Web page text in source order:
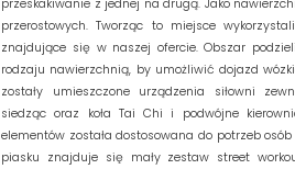
przeskakiwanie z jednej na drugą. Jako
przerostowych. Tworząc to miejsce
znajdujące się w naszej ofercie. Obszar
rodzaju nawierzchnią, by umożliwić dojazd
zostały umieszczone urządzenia siłowni
siedząc oraz koła Tai Chi i podwójne
elementów została dostosowana do potrzeb
piasku znajduje się mały zestaw street